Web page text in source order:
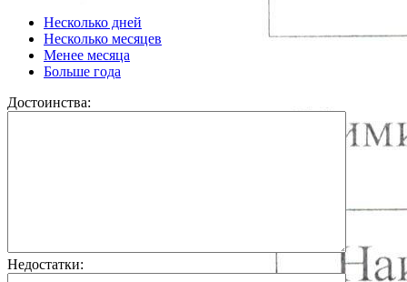
Несколько дней
Несколько месяцев
Менее месяца
Больше года
Достоинства:
Недостатки: